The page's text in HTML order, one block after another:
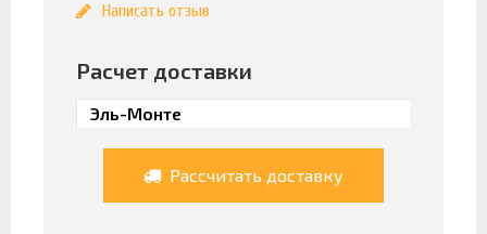
Написать отзыв
Расчет доставки
Рассчитать доставку